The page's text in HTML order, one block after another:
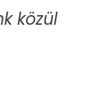
közül